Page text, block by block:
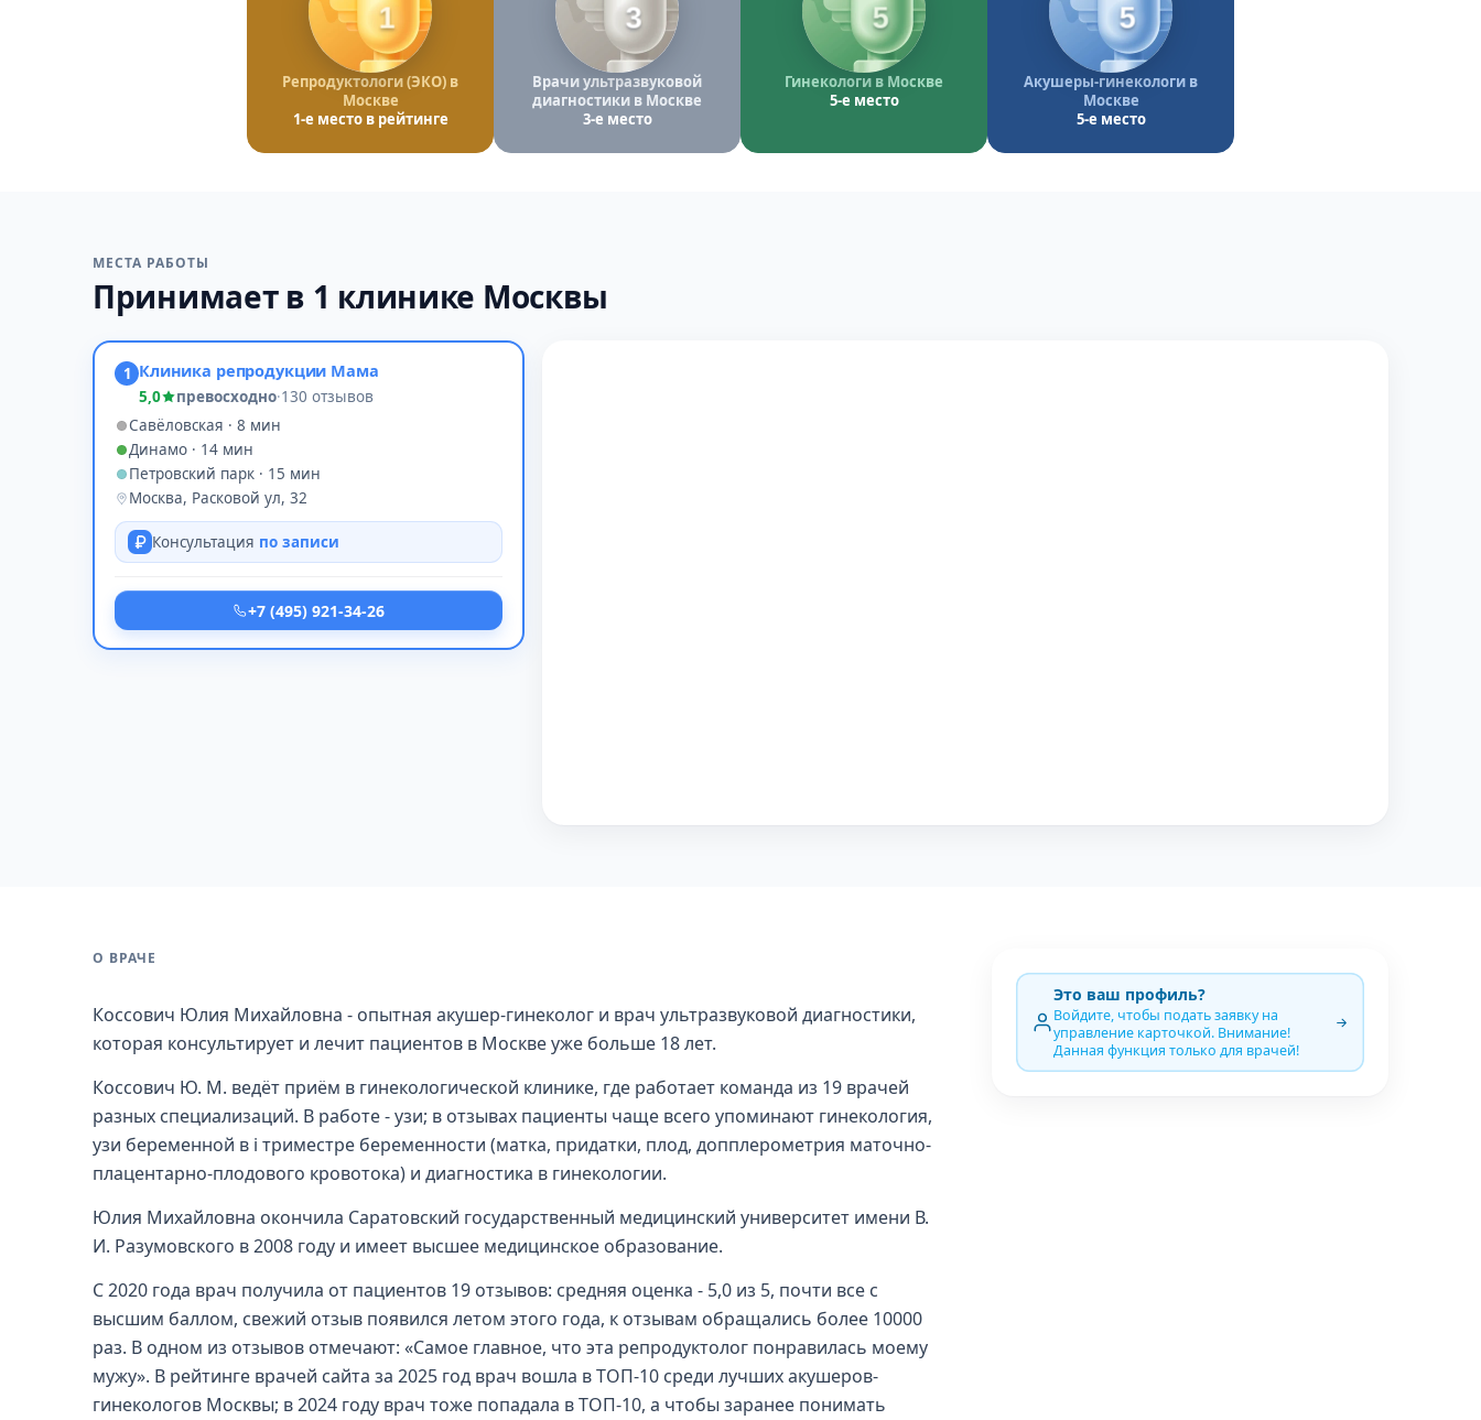
1
Репродуктологи (ЭКО) в
Москве
1-е место в рейтинге
3
Врачи ультразвуковой
диагностики в Москве
3-е место
5
Гинекологи в Москве
5-е место
5
Акушеры-гинекологи в
Москве
5-е место
МЕСТА РАБОТЫ
Принимает в 1 клинике Москвы
1 Клиника репродукции Мама
5,0 превосходно·130 отзывов
Савёловская · 8 мин
Динамо · 14 мин
Петровский парк · 15 мин
Москва, Расковой ул, 32
Консультация по записи
+7 (495) 921-34-26
О ВРАЧЕ
Коссович Юлия Михайловна - опытная акушер-гинеколог и врач ультразвуковой диагностики,
которая консультирует и лечит пациентов в Москве уже больше 18 лет.
Коссович Ю. М. ведёт приём в гинекологической клинике, где работает команда из 19 врачей
разных специализаций. В работе - узи; в отзывах пациенты чаще всего упоминают гинекология,
узи беременной в i триместре беременности (матка, придатки, плод, допплерометрия маточно-
плацентарно-плодового кровотока) и диагностика в гинекологии.
Юлия Михайловна окончила Саратовский государственный медицинский университет имени В.
И. Разумовского в 2008 году и имеет высшее медицинское образование.
С 2020 года врач получила от пациентов 19 отзывов: средняя оценка - 5,0 из 5, почти все с
высшим баллом, свежий отзыв появился летом этого года, к отзывам обращались более 10000
раз. В одном из отзывов отмечают: «Самое главное, что эта репродуктолог понравилась моему
мужу». В рейтинге врачей сайта за 2025 год врач вошла в ТОП-10 среди лучших акушеров-
гинекологов Москвы; в 2024 году врач тоже попадала в ТОП-10, а чтобы заранее понимать
Это ваш профиль?
Войдите, чтобы подать заявку на
управление карточкой. Внимание!
Данная функция только для врачей!